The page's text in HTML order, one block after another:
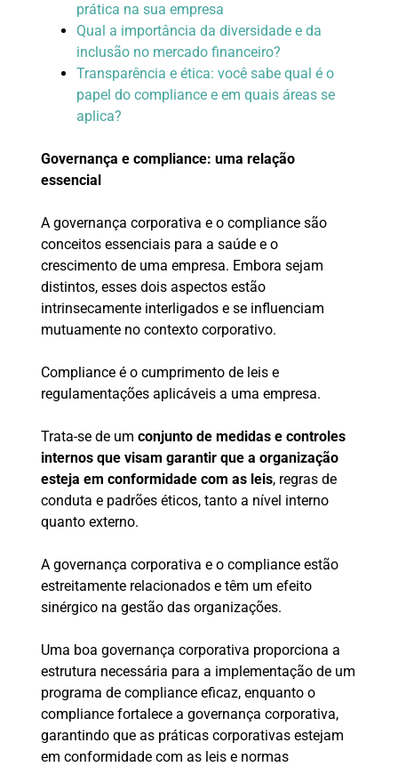
prática na sua empresa
Qual a importância da diversidade e da
inclusão no mercado financeiro?
Transparência e ética: você sabe qual é o
papel do compliance e em quais áreas se
aplica?
Governança e compliance: uma relação
essencial
A governança corporativa e o compliance são
conceitos essenciais para a saúde e o
crescimento de uma empresa. Embora sejam
distintos, esses dois aspectos estão
intrinsecamente interligados e se influenciam
mutuamente no contexto corporativo.
Compliance é o cumprimento de leis e
regulamentações aplicáveis a uma empresa.
Trata-se de um conjunto de medidas e controles
internos que visam garantir que a organização
esteja em conformidade com as leis, regras de
conduta e padrões éticos, tanto a nível interno
quanto externo.
A governança corporativa e o compliance estão
estreitamente relacionados e têm um efeito
sinérgico na gestão das organizações.
Uma boa governança corporativa proporciona a
estrutura necessária para a implementação de um
programa de compliance eficaz, enquanto o
compliance fortalece a governança corporativa,
garantindo que as práticas corporativas estejam
em conformidade com as leis e normas